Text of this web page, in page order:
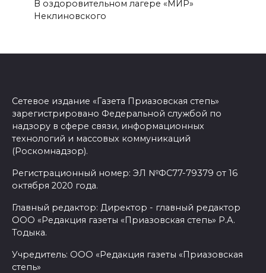
В оздоровительном лагере «МИР»
Неклиновского
Сетевое издание «Газета Приазовская степь»
зарегистрировано Федеральной службой по
надзору в сфере связи, информационных
технологий и массовых коммуникаций
(Роскомнадзор).
Регистрационный номер: ЭЛ №ФС77-79379 от 16
октября 2020 года.
Главный редактор: Директор - главный редактор
ООО «Редакция газеты «Приазовская степь» Р.А.
Тодыка.
Учредитель: ООО «Редакция газеты «Приазовская
степь»